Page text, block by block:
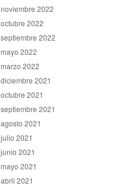
noviembre 2022
octubre 2022
septiembre 2022
mayo 2022
marzo 2022
diciembre 2021
octubre 2021
septiembre 2021
agosto 2021
julio 2021
junio 2021
mayo 2021
abril 2021